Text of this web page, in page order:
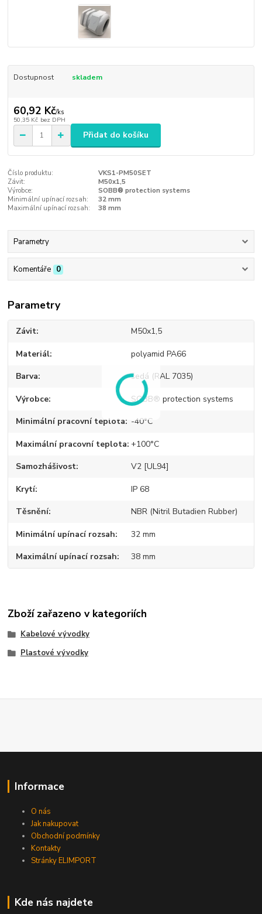
Dostupnost skladem
60,92 Kč/ks
50,35 Kč bez DPH
Přidat do košíku
Číslo produktu:
VKS1-PM50SET
Závit:
M50x1,5
Výrobce:
SOBB® protection systems
Minimální upínací rozsah:
32 mm
Maximální upínací rozsah:
38 mm
Parametry
Komentáře 0
Parametry
Závit M50x1,5
Materiál polyamid PA66
Barva šedá (RAL 7035)
Výrobce SOBB® protection systems
Minimální pracovní teplota -40°C
Maximální pracovní teplota +100°C
Samozhášivost V2 [UL94]
Krytí IP 68
Těsnění NBR (Nitril Butadien Rubber)
Minimální upínací rozsah 32 mm
Maximální upínací rozsah 38 mm
Zboží zařazeno v kategoriích
Kabelové vývodky
Plastové vývodky
Informace
O nás
Jak nakupovat
Obchodní podmínky
Kontakty
Stránky ELIMPORT
Kde nás najdete